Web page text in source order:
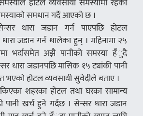
समधान गर्दै आएको छ ।
धारा जडान गर्न पाएपछि होटल
जडान गर्न थालेका हुन् । महिनामा २५
भर्दासमेत अझै पानीको समस्या हँुदै
धारा जडानपछि मासिक १५ ट्यांकी पानी
भएको होटल व्यवसायी सुवेदीले बताए ।
शहरका होटल तथा घरका सामान्य
पानी खर्च हुने गर्दछ । सेन्सर धारा जडान